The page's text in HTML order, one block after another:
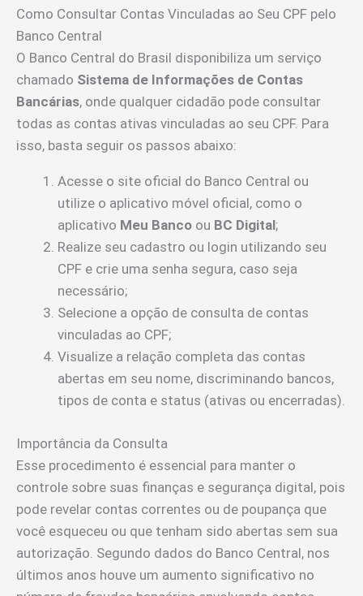
Como Consultar Contas Vinculadas ao Seu CPF pelo
Banco Central
O Banco Central do Brasil disponibiliza um serviço
chamado Sistema de Informações de Contas
Bancárias, onde qualquer cidadão pode consultar
todas as contas ativas vinculadas ao seu CPF. Para
isso, basta seguir os passos abaixo:
Acesse o site oficial do Banco Central ou
utilize o aplicativo móvel oficial, como o
aplicativo Meu Banco ou BC Digital;
Realize seu cadastro ou login utilizando seu
CPF e crie uma senha segura, caso seja
necessário;
Selecione a opção de consulta de contas
vinculadas ao CPF;
Visualize a relação completa das contas
abertas em seu nome, discriminando bancos,
tipos de conta e status (ativas ou encerradas).
Importância da Consulta
Esse procedimento é essencial para manter o
controle sobre suas finanças e segurança digital, pois
pode revelar contas correntes ou de poupança que
você esqueceu ou que tenham sido abertas sem sua
autorização. Segundo dados do Banco Central, nos
últimos anos houve um aumento significativo no